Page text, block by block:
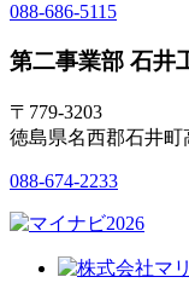
088-686-5115
第二事業部 石井
〒779-3203
徳島県名西郡石井町
088-674-2233